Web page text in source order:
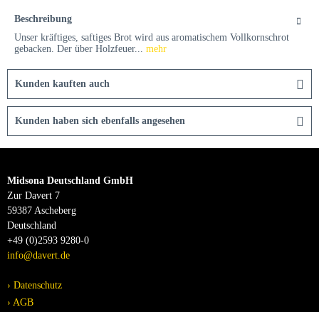
Beschreibung
Unser kräftiges, saftiges Brot wird aus aromatischem Vollkornschrot
gebacken. Der über Holzfeuer... mehr
Kunden kauften auch
Kunden haben sich ebenfalls angesehen
Midsona Deutschland GmbH
Zur Davert 7
59387 Ascheberg
Deutschland
+49 (0)2593 9280-0
info@davert.de
Datenschutz
AGB